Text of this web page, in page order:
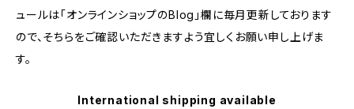
ュールは「オンラインショップのBlog」欄に毎月更新しております
ので、そちらをご確認いただきますよう宜しくお願い申し上げま
す。
International shipping available